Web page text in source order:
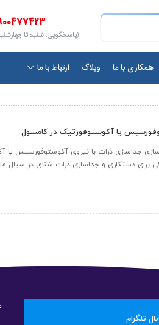
(پاسخگویی: شنبه تا چهارشنبه ۱۰ الی
همکاری با ما وبلاگ ارتباط با ما
یا آکوستوفورتیک در کامسول
جداسازی ذرات با نیروی ‌آکوستوفورسیس یا
برای دستکاری و جداسازی ذرات شناور در سیال
تلگرام